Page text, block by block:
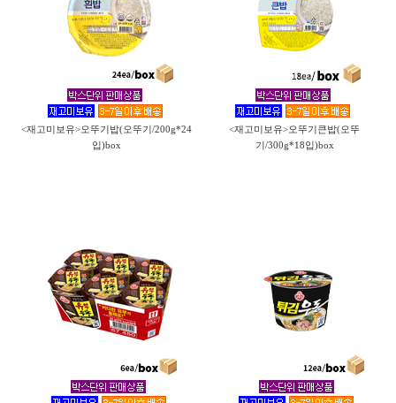
<재고미보유>오뚜기밥(오뚜기/200g*24
입)box
<재고미보유>오뚜기큰밥(오뚜
기/300g*18입)box